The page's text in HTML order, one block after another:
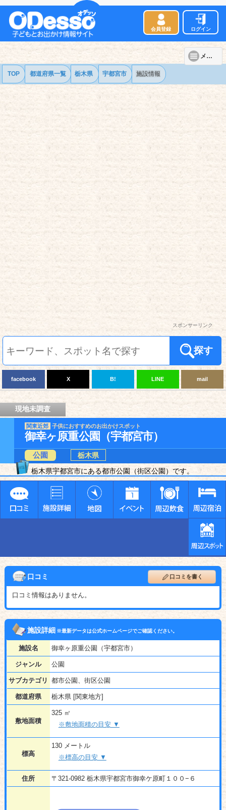
会員登録 ログイン
メニュー
TOP 都道府県一覧 栃木県 宇都宮市 施設情報
スポンサーリンク
探す
facebook X B! LINE mail
現地未調査
関東近郊 子供におすすめのお出かけスポット
御幸ヶ原重公園（宇都宮市）
公園
栃木県
栃木県宇都宮市にある都市公園（街区公園）です。
口コミ 口コミを書く
口コミ情報はありません。
施設詳細※最新データは公式ホームページでご確認ください。
施設名 御幸ヶ原重公園（宇都宮市）
ジャンル 公園
サブカテゴリ 都市公園、街区公園
都道府県 栃木県 [関東地方]
敷地面積
325 ㎡
※敷地面積の目安 ▼
標高
130 メートル
※標高の目安 ▼
住所 〒321-0982 栃木県宇都宮市御幸ケ原町１００−６